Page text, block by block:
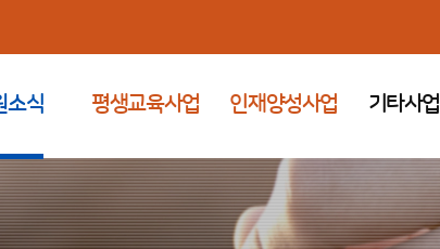
소식 평생교육사업 인재양성사업 기타사업